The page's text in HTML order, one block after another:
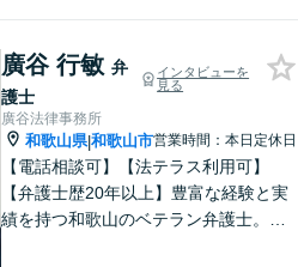
向けサポート
廣谷 行敏 弁
護士
インタビューを
見る
廣谷法律事務所
和歌山県|和歌山市営業時間：本日定休日
【電話相談可】【法テラス利用可】
【弁護士歴20年以上】豊富な経験と実
績を持つ和歌山のベテラン弁護士。